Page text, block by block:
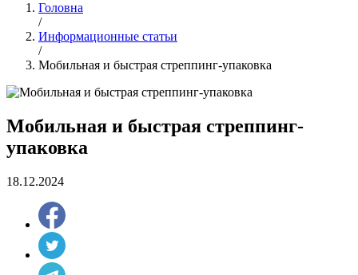
Головна
/
Информационные статьи
/
Мобильная и быстрая стреппинг-упаковка
Мобильная и быстрая стреппинг-
упаковка
18.12.2024